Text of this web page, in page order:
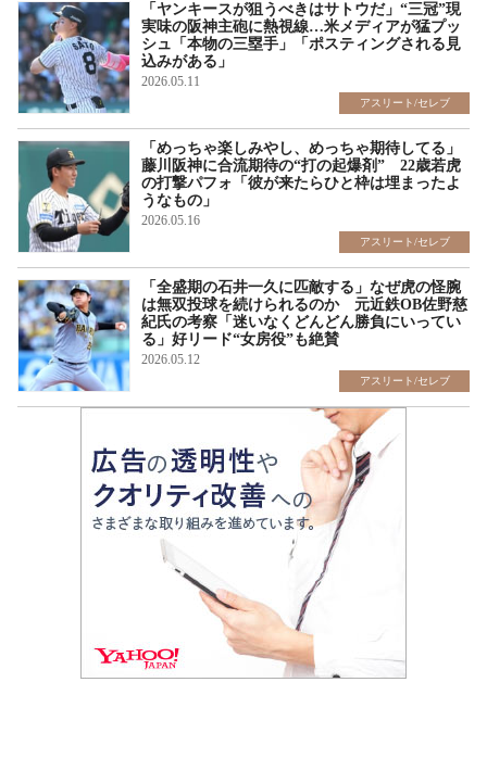
「ヤンキースが狙うべきはサトウだ」“三冠”現
実味の阪神主砲に熱視線…米メディアが猛プッ
シュ「本物の三塁手」「ポスティングされる見
込みがある」
2026.05.11
アスリート/セレブ
「めっちゃ楽しみやし、めっちゃ期待してる」
藤川阪神に合流期待の“打の起爆剤” 22歳若虎
の打撃パフォ「彼が来たらひと枠は埋まったよ
うなもの」
2026.05.16
アスリート/セレブ
「全盛期の石井一久に匹敵する」なぜ虎の怪腕
は無双投球を続けられるのか 元近鉄OB佐野慈
紀氏の考察「迷いなくどんどん勝負にいってい
る」好リード“女房役”も絶賛
2026.05.12
アスリート/セレブ